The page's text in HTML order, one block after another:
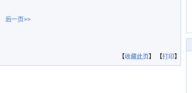
后一页>>
【收藏此页】 【打印】